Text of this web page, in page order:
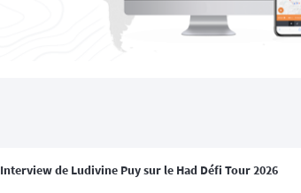
Interview de Ludivine Puy sur le Had Défi Tour 2026